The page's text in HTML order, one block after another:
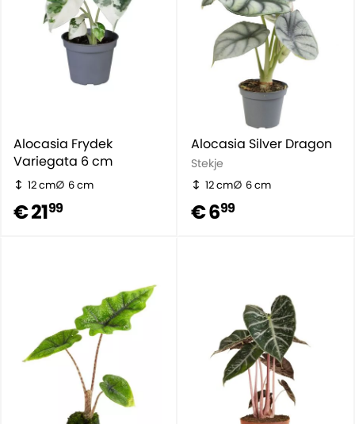
Alocasia Frydek
Variegata 6 cm
12 cm 6 cm
€ 2199
Alocasia Silver Dragon
Stekje
12 cm 6 cm
€ 699